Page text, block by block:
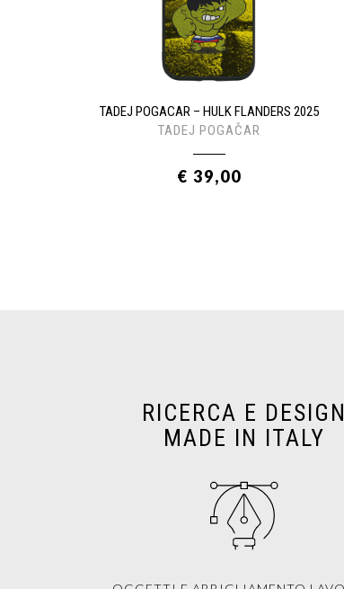
TADEJ POGACAR – HULK FLANDERS 2025
TADEJ POGAČAR
€ 39,00
RICERCA E DESIGN
MADE IN ITALY